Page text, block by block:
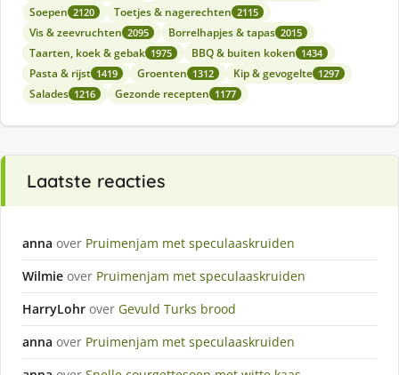
Soepen 2120 Toetjes & nagerechten 2115
Vis & zeevruchten 2095 Borrelhapjes & tapas 2015
Taarten, koek & gebak 1975 BBQ & buiten koken 1434
Pasta & rijst 1419 Groenten 1312 Kip & gevogelte 1297
Salades 1216 Gezonde recepten 1177
Laatste reacties
anna over Pruimenjam met speculaaskruiden
Wilmie over Pruimenjam met speculaaskruiden
HarryLohr over Gevuld Turks brood
anna over Pruimenjam met speculaaskruiden